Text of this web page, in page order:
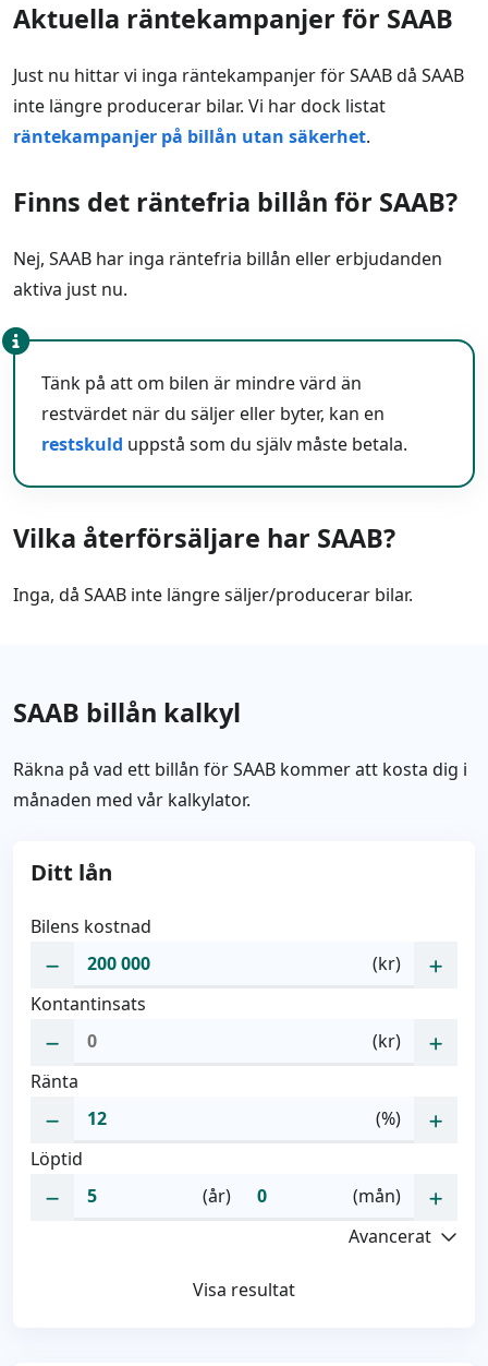
Aktuella räntekampanjer för SAAB
Just nu hittar vi inga räntekampanjer för SAAB då SAAB
inte längre producerar bilar. Vi har dock listat
räntekampanjer på billån utan säkerhet.
Finns det räntefria billån för SAAB?
Nej, SAAB har inga räntefria billån eller erbjudanden
aktiva just nu.
Tänk på att om bilen är mindre värd än
restvärdet när du säljer eller byter, kan en
restskuld uppstå som du själv måste betala.
Vilka återförsäljare har SAAB?
Inga, då SAAB inte längre säljer/producerar bilar.
SAAB billån kalkyl
Räkna på vad ett billån för SAAB kommer att kosta dig i
månaden med vår kalkylator.
Ditt lån
Bilens kostnad
(kr)
Kontantinsats
(kr)
Ränta
(%)
Löptid
(år)
(mån)
Avancerat
Visa resultat